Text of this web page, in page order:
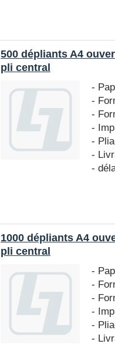
500 dépliants A4
pli central
-
-
-
-
-
-
-
1000 dépliants A4
pli central
-
-
-
-
-
-